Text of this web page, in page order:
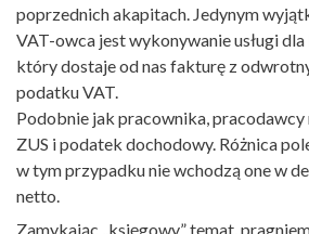
poprzednich akapitach. Jedynym
VAT-owca jest wykonywanie usługi
który dostaje od nas fakturę z
podatku VAT.
Podobnie jak pracownika, pracodawcy
ZUS i podatek dochodowy. Różnica
w tym przypadku nie wchodzą one w
netto.
Zamykając „księgowy” temat,